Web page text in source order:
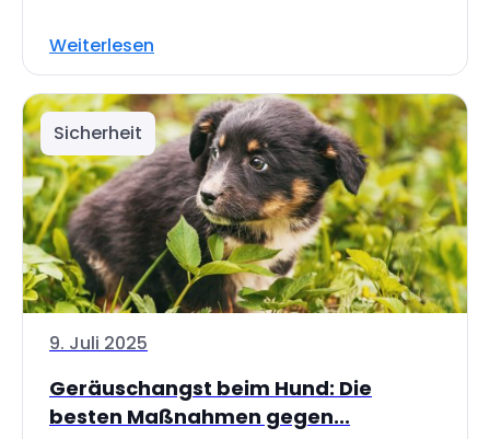
Weiterlesen
Sicherheit
9. Juli 2025
Geräuschangst beim Hund: Die
besten Maßnahmen gegen...